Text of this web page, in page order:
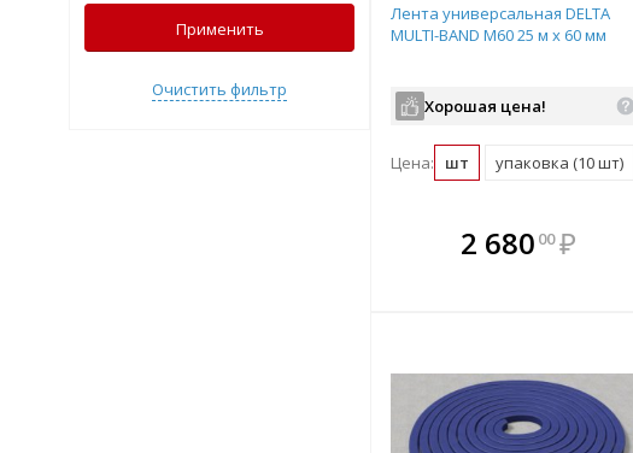
Лента универсальная DELTA
MULTI-BAND M60 25 м х 60 мм
Хорошая цена!
Цена: шт упаковка (10 шт)
2 680 00 ₽
В комплекте
всегда выгоднее!
Применить
Очистить фильтр